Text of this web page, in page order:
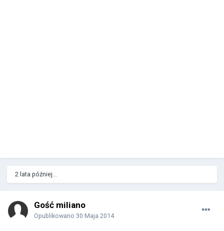
2 lata później...
Gość miliano
Opublikowano 30 Maja 2014